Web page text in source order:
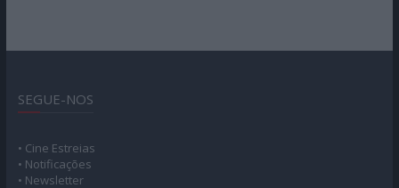
SEGUE-NOS
• Cine Estreias
• Notificações
• Newsletter